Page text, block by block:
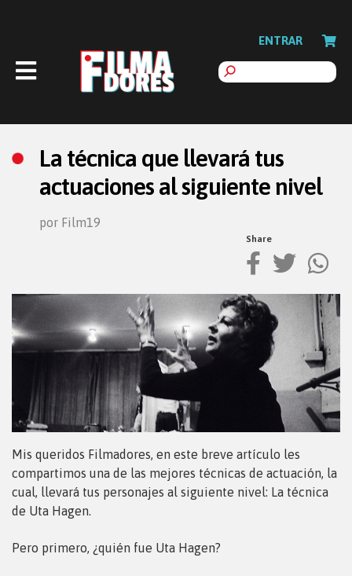
ENTRAR
La técnica que llevará tus
actuaciones al siguiente nivel
por Film19
Share
Mis queridos Filmadores, en este breve artículo les
compartimos una de las mejores técnicas de actuación, la
cual, llevará tus personajes al siguiente nivel: La técnica
de Uta Hagen.
Pero primero, ¿quién fue Uta Hagen?